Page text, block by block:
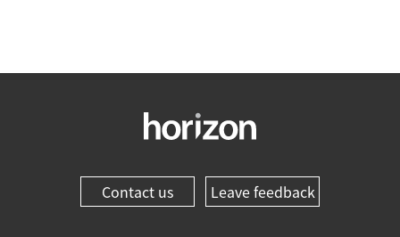
Contact us Leave feedback